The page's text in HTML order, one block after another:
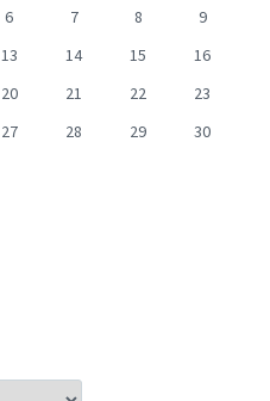
6 7 8
9
13 14 15
16
20 21 22
23
27 28 29
30